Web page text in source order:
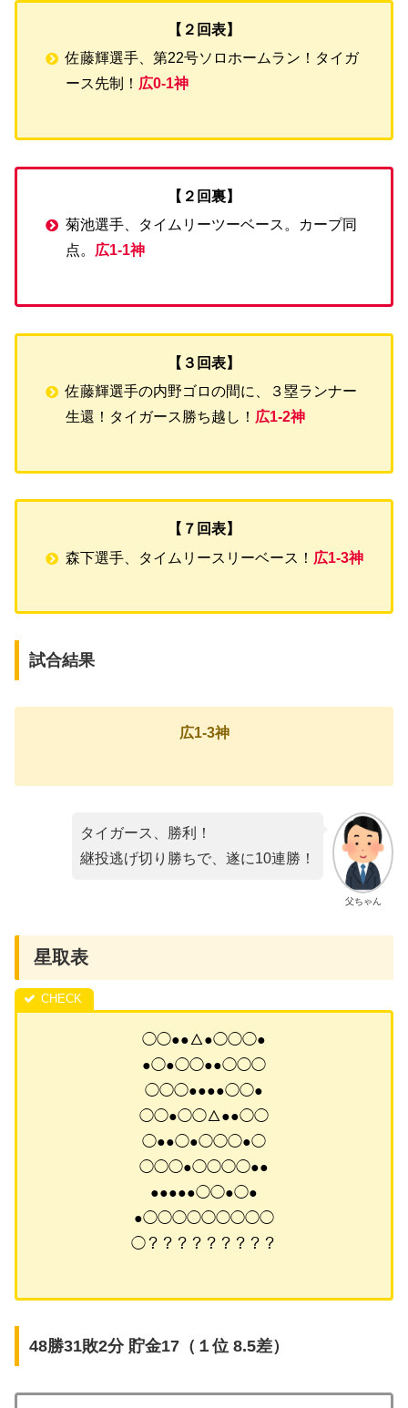
【２回表】
佐藤輝選手、第22号ソロホームラン！タイガ
ース先制！ 広0-1神
【２回裏】
菊池選手、タイムリーツーベース。カープ同
点。 広1-1神
【３回表】
佐藤輝選手の内野ゴロの間に、３塁ランナー
生還！タイガース勝ち越し！ 広1-2神
【７回表】
森下選手、タイムリースリーベース！ 広1-3神
試合結果
広1-3神
父ちゃん
タイガース、勝利！
継投逃げ切り勝ちで、遂に10連勝！
星取表
◯◯●●△●◯◯◯●
●◯●◯◯●●◯◯◯
◯◯◯●●●●◯◯●
◯◯●◯◯△●●◯◯
◯●●◯●◯◯◯●◯
◯◯◯●◯◯◯◯●●
●●●●●◯◯●◯●
●◯◯◯◯◯◯◯◯◯
◯？？？？？？？？？
48勝31敗2分 貯金17（１位 8.5差）